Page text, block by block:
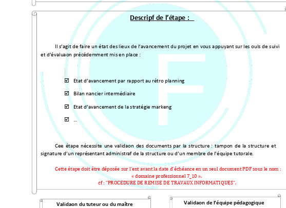
Descriptif de l’étape :
Il s’agit de faire un état des lieux de l’avancement du projet en vous appuyant sur les outils de suivi
et d’évaluation précédemment mis en place :
 Etat d’avancement par rapport au rétro planning
 Bilan financier intermédiaire
 Etat d’avancement de la stratégie marketing
 …
Cette étape nécessite une validation des documents par la structure : tampon de la structure et
signature d’un représentant administratif de la structure ou d’un membre de l’équipe tutorale.
Cette étape doit être déposée sur l’ent avant la date d’échéance en un seul document PDF sous le nom :
« domaine professionnel 7_10 ».
cf : “PROCEDURE DE REMISE DE TRAVAUX INFORMATIQUES”.
Validation du tuteur ou du maître
Validation de l’équipe pédagogique